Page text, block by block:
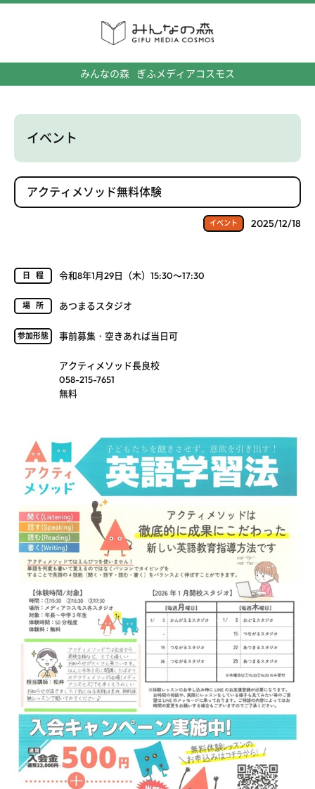
みんなの森 ぎふメディアコスモス
イベント
アクティメソッド無料体験
イベント 2025/12/18
日程 令和8年1月29日（木）15:30～17:30
場所 あつまるスタジオ
参加形態 事前募集・空きあれば当日可
アクティメソッド長良校
058-215-7651
無料